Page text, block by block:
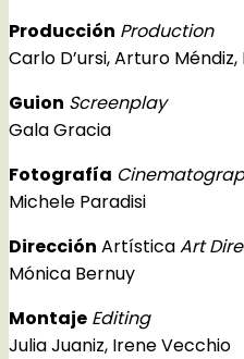
Producción Production
Carlo D’ursi, Arturo
Guion Screenplay
Gala Gracia
Fotografía
Michele Paradisi
Dirección ArtísticaArt
Mónica Bernuy
Montaje Editing
Julia Juaniz, Irene Vecchio